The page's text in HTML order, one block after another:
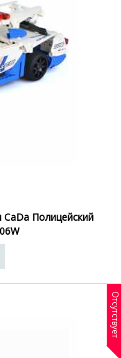
CaDa Полицейский
Отсутствует